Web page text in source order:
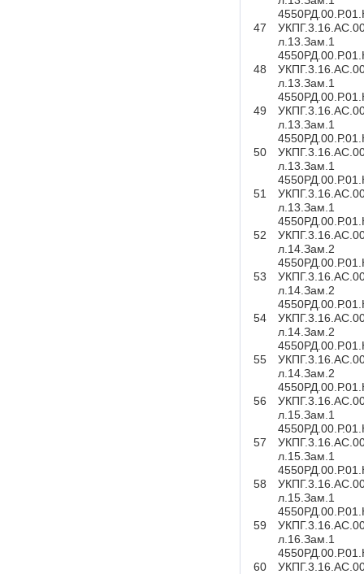
47
л.13.Зам.1
48
л.13.Зам.1
49
л.13.Зам.1
50
л.13.Зам.1
51
л.13.Зам.1
52
л.14.Зам.2
53
л.14.Зам.2
54
л.14.Зам.2
55
л.14.Зам.2
56
л.15.Зам.1
57
л.15.Зам.1
58
л.15.Зам.1
59
л.16.Зам.1
60